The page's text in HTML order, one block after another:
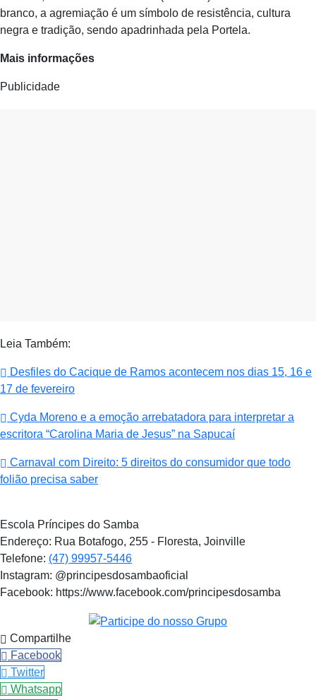
branco, a agremiação é um símbolo de resistência, cultura
negra e tradição, sendo apadrinhada pela Portela.
Mais informações
Publicidade
Leia Também:
Desfiles do Cacique de Ramos acontecem nos dias 15, 16 e
17 de fevereiro
Cyda Moreno e a emoção arrebatadora para interpretar a
escritora “Carolina Maria de Jesus” na Sapucaí
Carnaval com Direito: 5 direitos do consumidor que todo
folião precisa saber
Escola Príncipes do Samba
Endereço: Rua Botafogo, 255 - Floresta, Joinville
Telefone: (47) 99957-5446
Instagram: @principesdosambaoficial
Facebook: https://www.facebook.com/principesdosamba
Compartilhe
Facebook
Twitter
Whatsapp